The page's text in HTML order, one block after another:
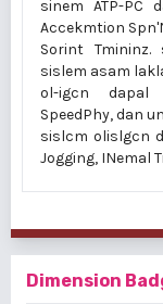
sinem ATP-PC
Accekmtion
Sorint Tmininz.
sislem asam
ol-igcn dapal
SpeedPhy, dan
sislcm olislgcn
Jogging, INemal
Dimension